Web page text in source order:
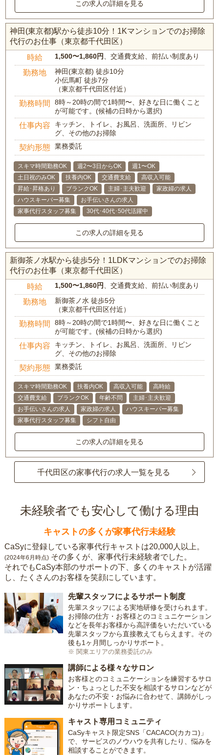
この求人の詳細を見る
神田(東京都)駅から徒歩10分！1Kマンションでのお掃除
代行のお仕事（東京都千代田区）
時給 1,500〜1,860円 、交通費支給、前払い制度あり
勤務地
神田(東京都) 徒歩10分
小伝馬町 徒歩7分
（東京都千代田区付近）
勤務時間
8時～20時の間で1時間〜、好きな日に働くこと
が可能です。(候補の日時から選択)
仕事内容
キッチン、トイレ、お風呂、洗面所、リビン
グ、その他のお掃除
契約形態 業務委託
スキマ時間勤務OK 週2〜3日からOK
週1〜OK
土日祝のみOK
扶養内OK 交通費支給
高収入可能
昇給･昇格あり
ブランクOK 主婦･主夫歓迎
家政婦の求人
ハウスキーパー募集
お手伝いさんの求人
家事代行スタッフ募集
30代･40代･50代活躍中
この求人の詳細を見る
新御茶ノ水駅から徒歩5分！1LDKマンションでのお掃除
代行のお仕事（東京都千代田区）
時給 1,500〜1,860円 、交通費支給、前払い制度あり
勤務地
新御茶ノ水 徒歩5分
（東京都千代田区付近）
勤務時間
8時～20時の間で1時間〜、好きな日に働くこと
が可能です。(候補の日時から選択)
仕事内容
キッチン、トイレ、お風呂、洗面所、リビン
グ、その他のお掃除
契約形態 業務委託
スキマ時間勤務OK 扶養内OK 高収入可能
高時給
交通費支給
ブランクOK 年齢不問
主婦･主夫歓迎
お手伝いさんの求人
家政婦の求人
ハウスキーパー募集
家事代行スタッフ募集
シフト自由
この求人の詳細を見る
千代田区の家事代行の求人一覧を見る
未経験者でも安心して働ける理由
キャストの多くが家事代行未経験
CaSyに登録している家事代行キャストは20,000人以上。
(2024年6月時点) その多くが、家事代行未経験者でした。
それでもCaSy本部のサポートの下、多くのキャストが活躍
し、たくさんのお客様を笑顔にしています。
先輩スタッフによるサポート制度
先輩スタッフによる実地研修を受けられます。
お掃除の仕方・お客様とのコミュニケーション
などを長年お客様から高評価をいただいている
先輩スタッフから直接教えてもらえます。その
後も1ヶ月間しっかりサポート。
※ 関東エリアの業務委託のみ
講師による様々なサロン
お客様とのコミュニケーションを練習するサロ
ン・ちょっとした不安を相談するサロンなどが
あなたの不安・お悩みに合わせて、講師がしっ
かりサポートします。
キャスト専用コミュニティ
CaSyキャスト限定SNS「CACACO(カカコ)」
で、サービスのノウハウを共有したり、悩みを
相談することができます。